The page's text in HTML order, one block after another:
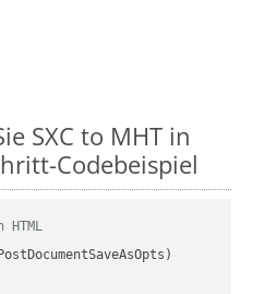
SXC to MHT in
Codebeispiel